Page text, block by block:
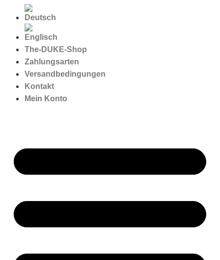
The-DUKE-Shop
Zahlungsarten
Versandbedingungen
Kontakt
Mein Konto